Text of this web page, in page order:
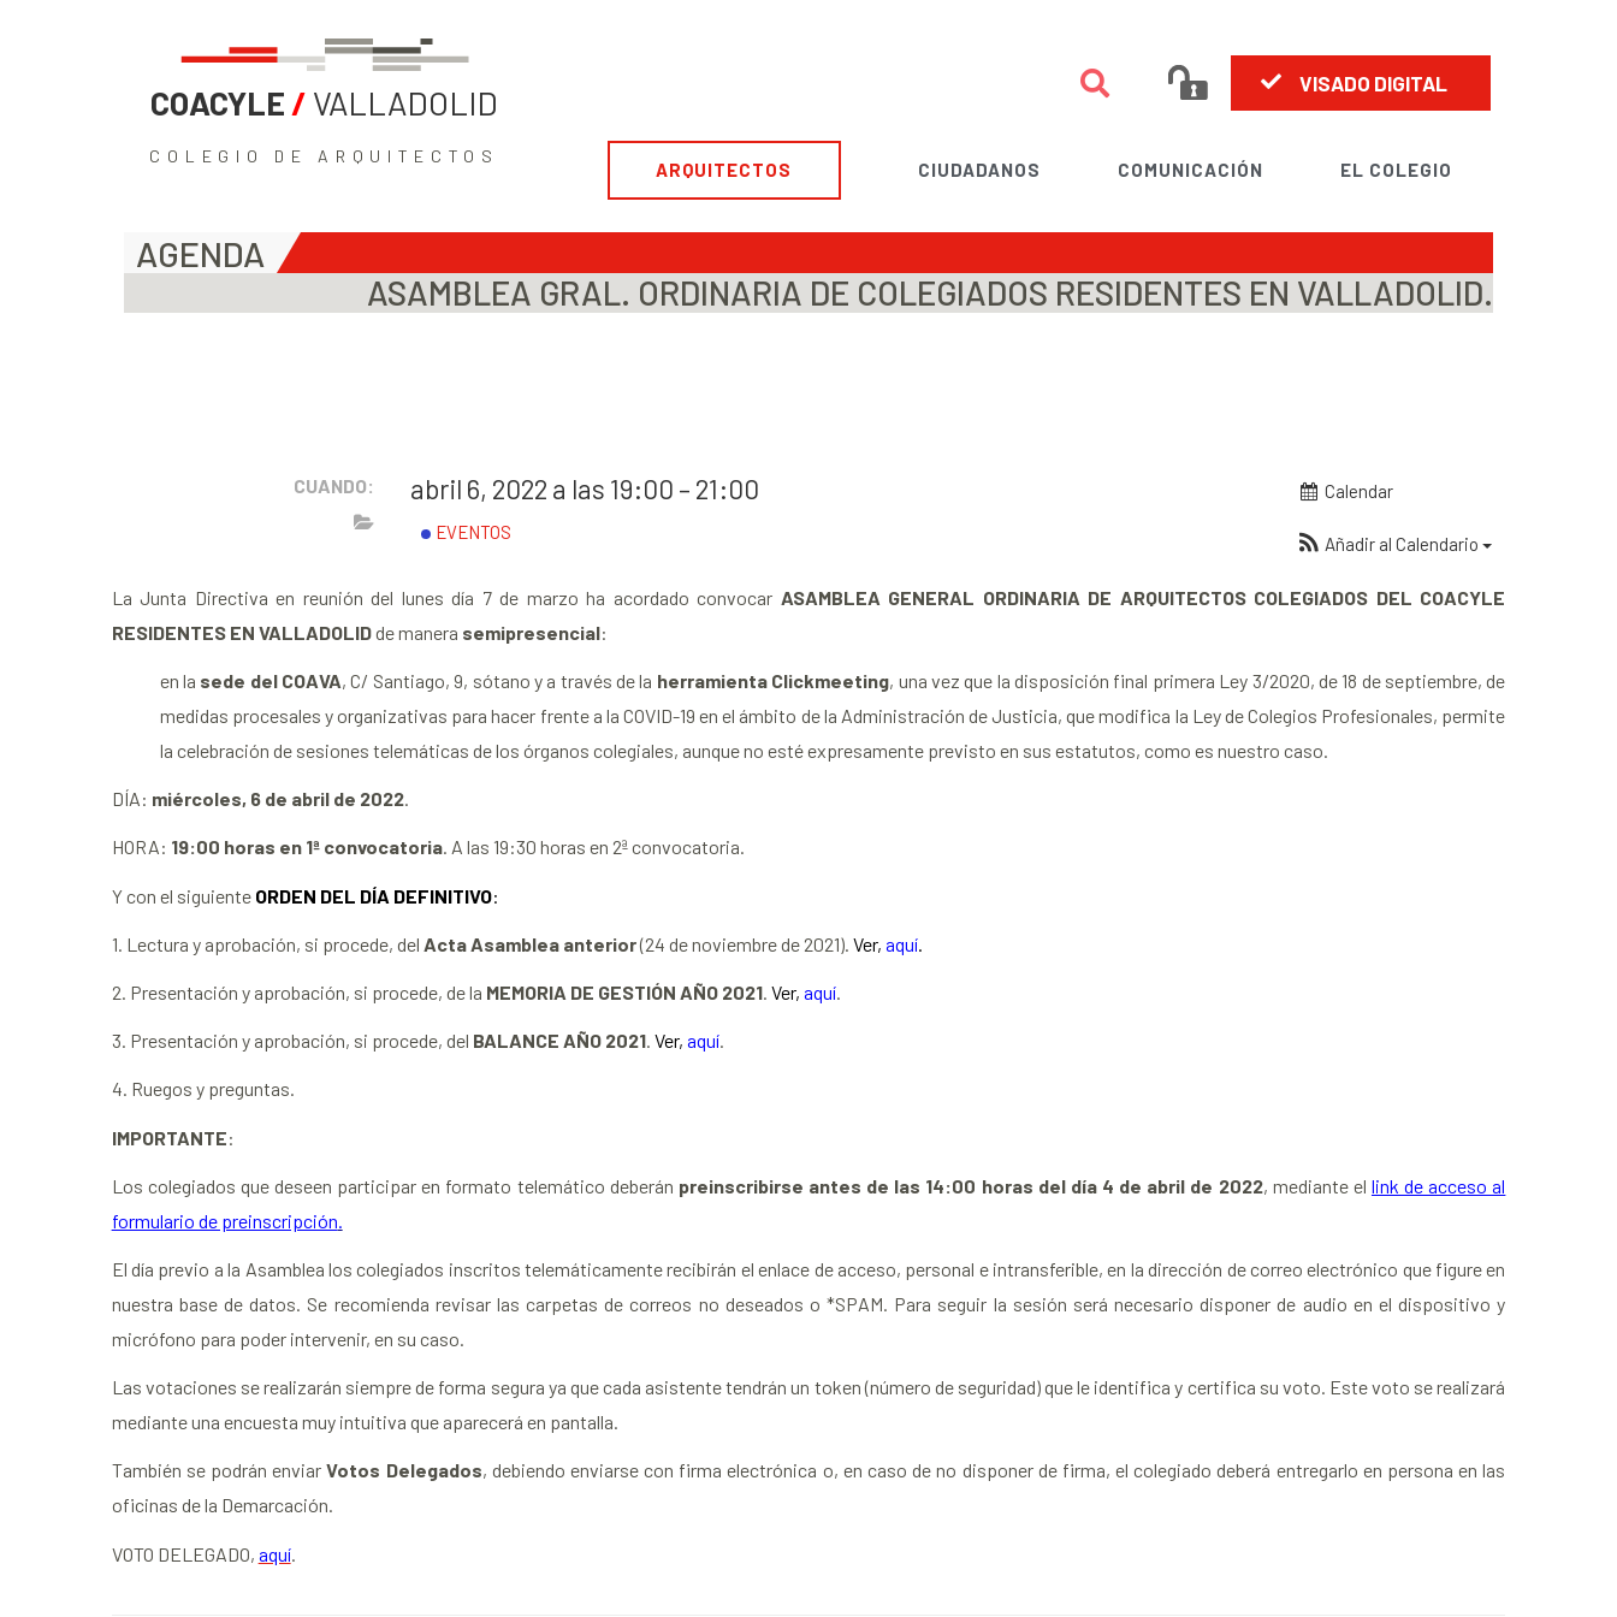
COACYLE / VALLADOLID
COLEGIO DE ARQUITECTOS
VISADO DIGITAL
ARQUITECTOS CIUDADANOS COMUNICACIÓN EL COLEGIO
AGENDA
ASAMBLEA GRAL. ORDINARIA DE COLEGIADOS RESIDENTES EN VALLADOLID.
Calendar
Añadir al Calendario
CUANDO: abril 6, 2022 a las 19:00 – 21:00
EVENTOS
La Junta Directiva en reunión del lunes día 7 de marzo ha acordado convocar ASAMBLEA GENERAL ORDINARIA DE ARQUITECTOS COLEGIADOS DEL COACYLE
RESIDENTES EN VALLADOLIDde manera semipresencial:
en la sede del COAVA, C/ Santiago, 9, sótano y a través de la herramienta Clickmeeting, una vez que la disposición final primera Ley 3/2020, de 18 de septiembre, de
medidas procesales y organizativas para hacer frente a la COVID-19 en el ámbito de la Administración de Justicia, que modifica la Ley de Colegios Profesionales, permite
la celebración de sesiones telemáticas de los órganos colegiales, aunque no esté expresamente previsto en sus estatutos, como es nuestro caso.
DÍA: miércoles, 6 de abril de 2022.
HORA: 19:00 horas en 1ª convocatoria. A las 19:30 horas en 2ª convocatoria.
Y con el siguiente ORDEN DEL DÍA DEFINITIVO:
1. Lectura y aprobación, si procede, del Acta Asamblea anterior(24 de noviembre de 2021). Ver, aquí.
2. Presentación y aprobación, si procede, de la MEMORIA DE GESTIÓN AÑO 2021. Ver, aquí.
3. Presentación y aprobación, si procede, del BALANCE AÑO 2021. Ver, aquí.
4. Ruegos y preguntas.
IMPORTANTE:
Los colegiados que deseen participar en formato telemático deberán preinscribirse antes de las 14:00 horas del día 4 de abril de 2022, mediante el link de acceso al
formulario de preinscripción
El día previo a la Asamblea los colegiados inscritos telemáticamente recibirán el enlace de acceso, personal e intransferible, en la dirección de correo electrónico que figure en
nuestra base de datos. Se recomienda revisar las carpetas de correos no deseados o *SPAM. Para seguir la sesión será necesario disponer de audio en el dispositivo y
micrófono para poder intervenir, en su caso.
Las votaciones se realizarán siempre de forma segura ya que cada asistente tendrán un token (número de seguridad) que le identifica y certifica su voto. Este voto se realizará
mediante una encuesta muy intuitiva que aparecerá en pantalla.
También se podrán enviarVotos Delegados, debiendo enviarse con firma electrónica o, en caso de no disponer de firma, el colegiado deberá entregarlo en persona en las
oficinas de la Demarcación.
VOTO DELEGADO, aquí.